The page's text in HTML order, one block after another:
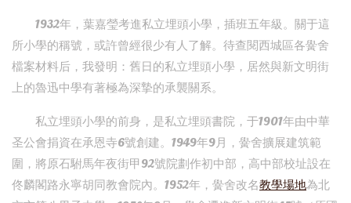
1932年，葉嘉瑩考進私立埋頭小學，插班五年級。關于這
所小學的稱號，或許曾經很少有人了解。待查閱西城區各黌舍
檔案材料后，我發明：舊日的私立埋頭小學，居然與新文明街
上的魯迅中學有著極為深摯的承襲關系。
私立埋頭小學的前身，是私立埋頭書院，于1901年由中華
圣公會捐資在承恩寺6號創建。1949年9月，黌舍擴展建筑範
圍，將原石駙馬年夜街甲92號院劃作初中部，高中部校址設在
佟麟閣路永寧胡同教會院內。1952年，黌舍改名教學場地為北